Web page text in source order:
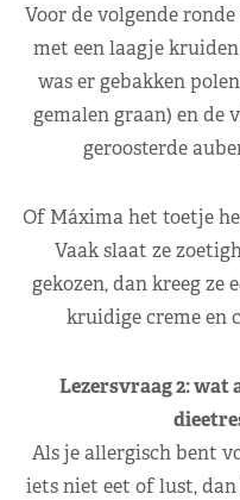
Voor de volgende
met een laagje
was er gebakken
gemalen graan) en de
geroosterde
Of Máxima het toetje
Vaak slaat ze
gekozen, dan kreeg ze
kruidige creme en
Lezersvraag 2: wat
Als je allergisch bent
iets niet eet of lust,